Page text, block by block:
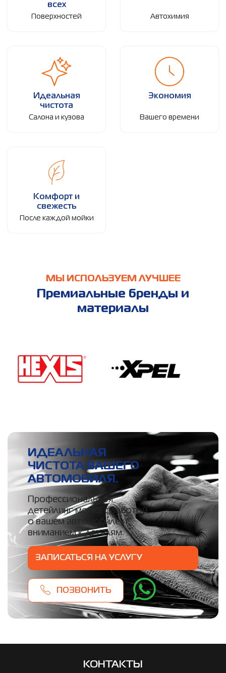
всех
Поверхностей Автохимия
Идеальная
чистота
Салона и кузова
Экономия
Вашего времени
Комфорт и
свежесть
После каждой мойки
МЫ ИСПОЛЬЗУЕМ ЛУЧШЕЕ
Премиальные бренды и
материалы
ИДЕАЛЬНАЯ
ЧИСТОТА ВАШЕГО
АВТОМОБИЛЯ.
Профессиональная
детейлинг мойка с заботой
о вашем автомобиле и
вниманием к деталям.
ЗАПИСАТЬСЯ НА УСЛУГУ
ПОЗВОНИТЬ
КОНТАКТЫ